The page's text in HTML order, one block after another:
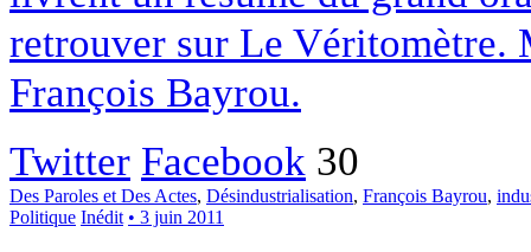
retrouver sur Le Véritomètre.
François Bayrou.
Twitter Facebook 30
Des Paroles et Des Actes, Désindustrialisation, François Bayrou,
Politique Inédit • 3 juin 2011